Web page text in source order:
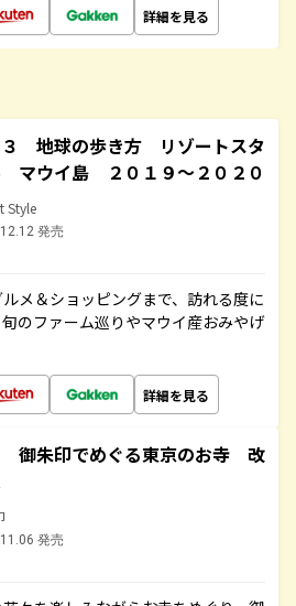
詳細を見る
３ 地球の歩き方 リゾートスタ
マウイ島 ２０１９～２０２０
Style
発売
メ＆ショッピングまで、訪れる度に
のファーム巡りやマウイ産おみやげ
詳細を見る
御朱印でめぐる東京のお寺 改
発売